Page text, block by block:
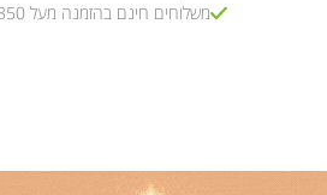
משלוחים חינם בהזמנה מעל 350 ₪